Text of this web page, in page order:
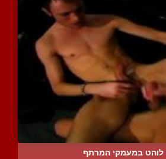
במעמקי המרתף